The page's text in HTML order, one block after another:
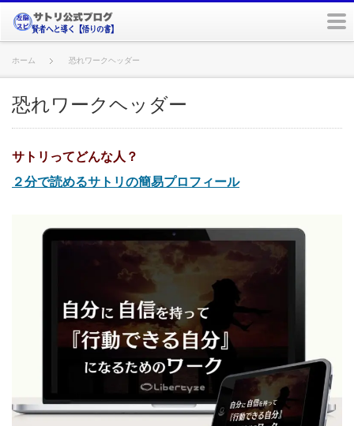
ホーム 恐れワークヘッダー
恐れワークヘッダー
サトリってどんな人？
２分で読めるサトリの簡易プロフィール